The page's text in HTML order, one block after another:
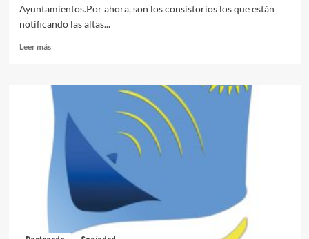
Ayuntamientos.Por ahora, son los consistorios los que están
notificando las altas...
Leer másLeer
Sanidad
notifica
nuevos
positivos
en
la
Zona
Salud